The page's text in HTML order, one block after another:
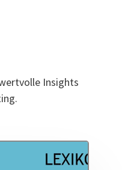
Insights